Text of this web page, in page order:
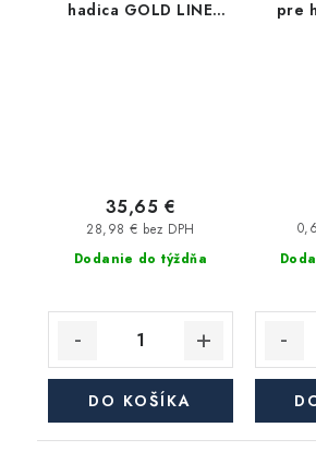
hadica GOLD LINE
Dodanie do týždňa
28,98 € bez DPH
35,65 €
DO KOŠÍKA
pre